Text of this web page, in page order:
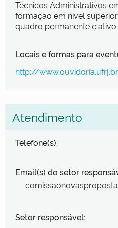
Técnicos Administrativos
formação em nível
quadro permanente e ativo
Locais e formas para
http://
Atendimento
Telefone(s):
Email(s) do setor
Setor responsável: